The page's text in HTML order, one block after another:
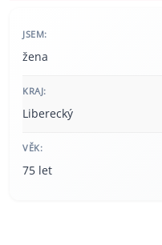
JSEM:
žena
KRAJ:
Liberecký
VĚK:
75 let